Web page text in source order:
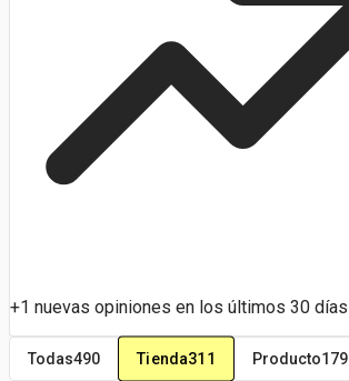
+1 nuevas opiniones en los últimos 30 días
Todas490 Tienda311 Producto179